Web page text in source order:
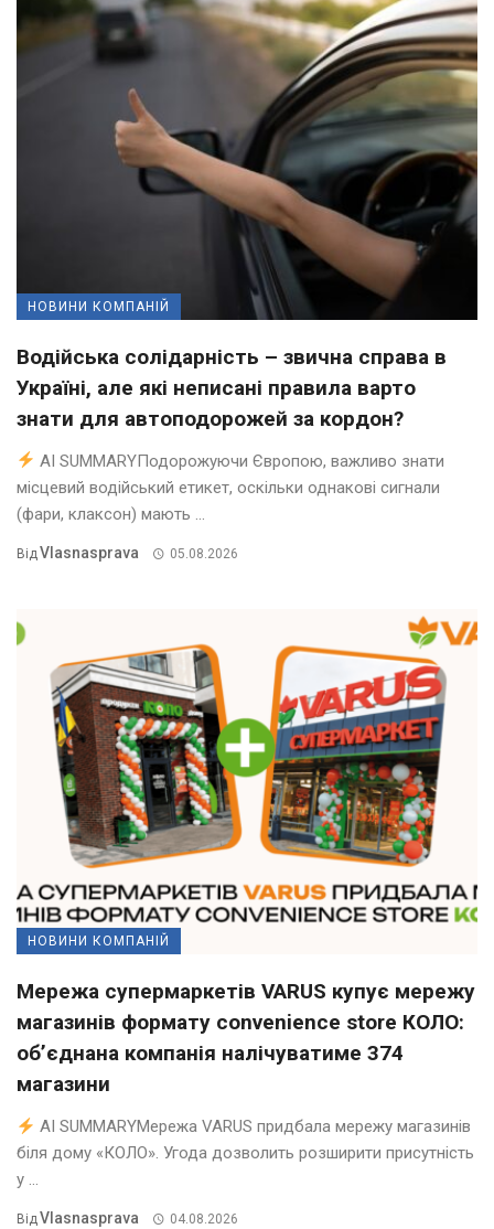
НОВИНИ КОМПАНІЙ
Водійська солідарність – звична справа в
Україні, але які неписані правила варто
знати для автоподорожей за кордон?
AI SUMMARYПодорожуючи Європою, важливо знати
місцевий водійський етикет, оскільки однакові сигнали
(фари, клаксон) мають ...
Від Vlasnasprava 05.08.2026
НОВИНИ КОМПАНІЙ
Мережа супермаркетів VARUS купує мережу
магазинів формату convenience store КОЛО:
об’єднана компанія налічуватиме 374
магазини
AI SUMMARYМережа VARUS придбала мережу магазинів
біля дому «КОЛО». Угода дозволить розширити присутність
у ...
ВідVlasnasprava 04.08.2026